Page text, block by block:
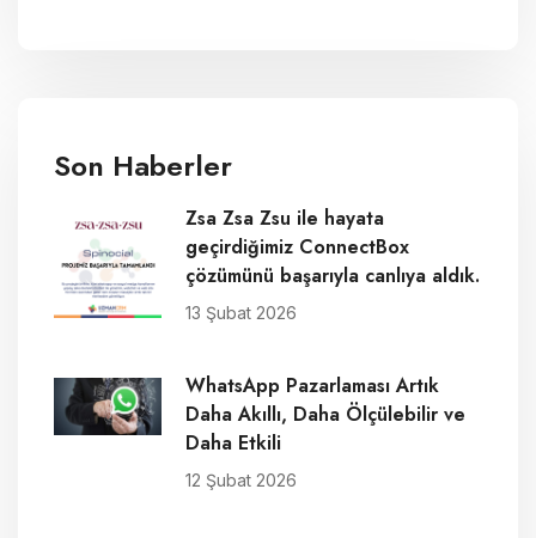
Son Haberler
Zsa Zsa Zsu ile hayata
geçirdiğimiz ConnectBox
çözümünü başarıyla canlıya aldık.
13 Şubat 2026
WhatsApp Pazarlaması Artık
Daha Akıllı, Daha Ölçülebilir ve
Daha Etkili
12 Şubat 2026